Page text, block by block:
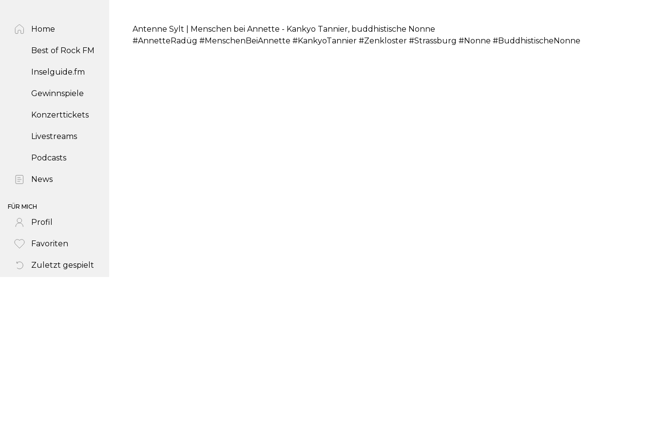
Home
Best of Rock FM
Inselguide.fm
Gewinnspiele
Konzerttickets
Livestreams
Podcasts
News
FÜR MICH
Profil
Favoriten
Zuletzt gespielt
Antenne Sylt | Menschen bei Annette - Kankyo Tannier, buddhistische Nonne
#AnnetteRadüg #MenschenBeiAnnette #KankyoTannier #Zenkloster #Strassburg #Nonne #BuddhistischeNonne